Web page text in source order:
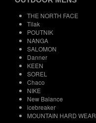
THE NORTH FACE
Tilak
POUTNIK
NANGA
SALOMON
Danner
KEEN
SOREL
Chaco
NIKE
New Balance
icebreaker
MOUNTAIN HARD WEAR